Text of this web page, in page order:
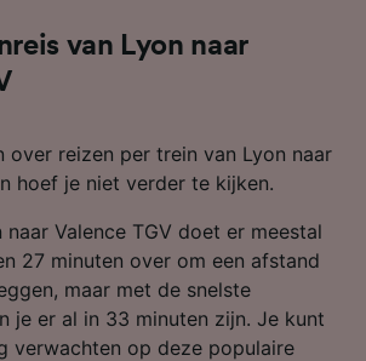
van Lyon naar
over reizen per trein van Lyon naar
hoef je niet verder te kijken.
Valence TGV doet er meestal
27 minuten over om een afstand
maar met de snelste
je er al in 33 minuten zijn. Je kunt
verwachten op deze populaire